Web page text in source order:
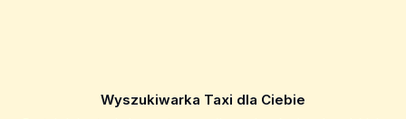
Wyszukiwarka Taxi dla Ciebie